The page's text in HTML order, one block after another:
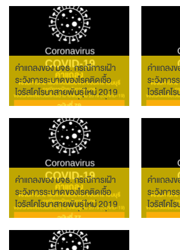
คำแถลงของ มจธ. กรณีการเฝ้า
ระวังการระบาดของโรคติดเชื้อ
ไวรัสโคโรนาสายพันธุ์ใหม่ 2019
(COVID-19) ฉบับที่ 79 วันที่ 3
สิงหาคม 2564
คำแถลง
ระวังการ
ไวรัสโค
สิงหาคม
คำแถลงของ มจธ. กรณีการเฝ้า
ระวังการระบาดของโรคติดเชื้อ
ไวรัสโคโรนาสายพันธุ์ใหม่ 2019
(COVID-19) ฉบับที่ 77 วันที่ 1
สิงหาคม 2564
คำแถลง
ระวังการ
ไวรัสโค